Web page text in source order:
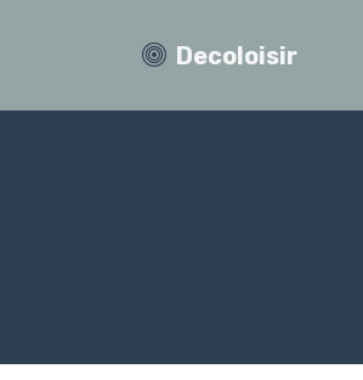
Decoloisir